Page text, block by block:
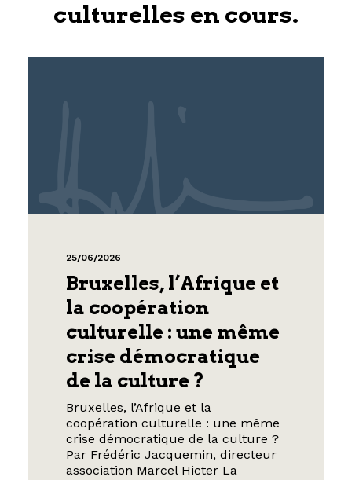
culturelles en cours.
25/06/2026
Bruxelles, l’Afrique et
la coopération
culturelle : une même
crise démocratique
de la culture ?
Bruxelles, l’Afrique et la
coopération culturelle : une même
crise démocratique de la culture ?
Par Frédéric Jacquemin, directeur
association Marcel Hicter La